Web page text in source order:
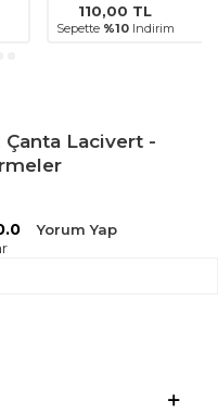
110,00 TL
Sepette %10Indirim
Çanta Lacivert -
Yorum Yap